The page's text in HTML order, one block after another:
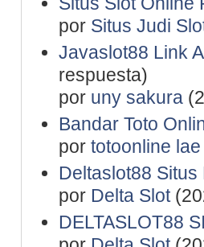
por Situs Judi
Javaslot88 Link
respuesta)
por uny sakura
Bandar Toto
por totoonline lae
Deltaslot88
por Delta Slot
DELTASLOT88